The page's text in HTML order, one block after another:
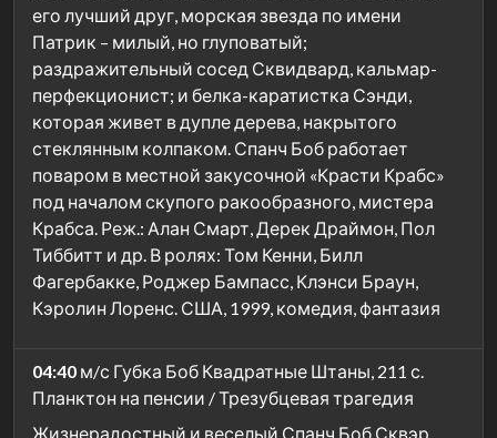
его лучший друг, морская звезда по имени
Патрик – милый, но глуповатый;
раздражительный сосед Сквидвард, кальмар-
перфекционист; и белка-каратистка Сэнди,
которая живет в дупле дерева, накрытого
стеклянным колпаком. Спанч Боб работает
поваром в местной закусочной «Красти Крабс»
под началом скупого ракообразного, мистера
Крабса. Реж.: Алан Смарт, Дерек Драймон, Пол
Тиббитт и др. В ролях: Том Кенни, Билл
Фагербакке, Роджер Бампасс, Клэнси Браун,
Кэролин Лоренс. США, 1999, комедия, фантазия
04:40 м/с Губка Боб Квадратные Штаны, 211 с.
Планктон на пенсии / Трезубцевая трагедия
Жизнерадостный и веселый Спанч Боб Сквэр